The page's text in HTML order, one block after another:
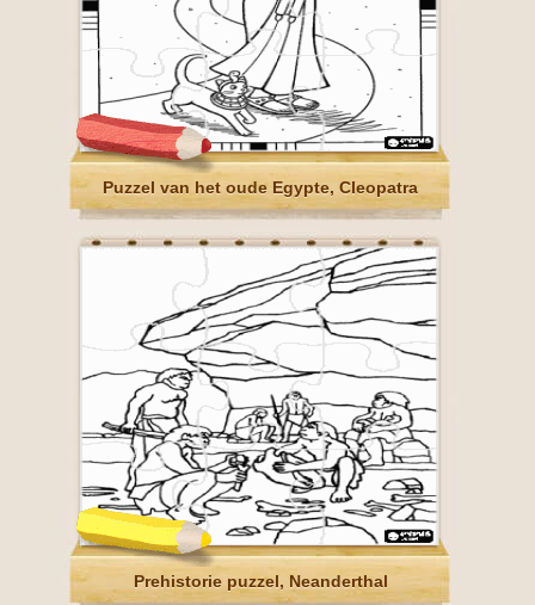
Puzzel van het oude Egypte, Cleopatra
Prehistorie puzzel, Neanderthal